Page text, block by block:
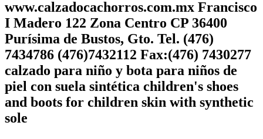
www.calzadocachorros.com.mx Francisco
I Madero 122 Zona Centro CP 36400
Purísima de Bustos, Gto. Tel. (476)
7434786 (476)7432112 Fax:(476) 7430277
calzado para niño y bota para niños de
piel con suela sintética children's shoes
and boots for children skin with synthetic
sole